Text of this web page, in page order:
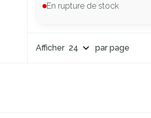
En rupture de stock
Afficher par page